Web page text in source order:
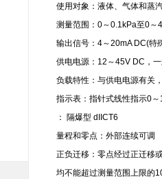
使用对象：液体、气体和蒸
测量范围：0～0.1kPa至0～
输出信号：4～20mA DC(特
供电电源：12～45V DC，
负载特性：与供电电源有关
指示表：指针式线性指示0
： 隔爆型 dIICT6
量程和零点：外部连续可调
正负迁移：零点经过正迁移
均不能超过测量范围上限的